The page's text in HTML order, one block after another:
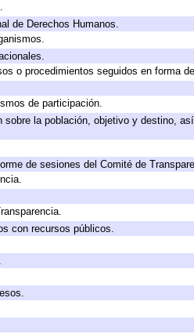
de Derechos Humanos.
o procedimientos seguidos en forma
de participación.
la población, objetivo y destino,
de sesiones del Comité de
con recursos públicos.